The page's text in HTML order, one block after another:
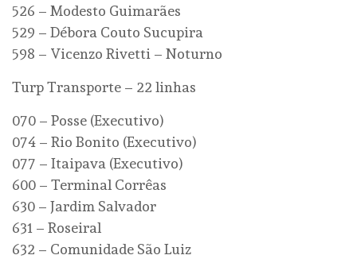
526 – Modesto Guimarães
529 – Débora Couto Sucupira
598 – Vicenzo Rivetti – Noturno
Turp Transporte – 22 linhas
070 – Posse (Executivo)
074 – Rio Bonito (Executivo)
077 – Itaipava (Executivo)
600 – Terminal Corrêas
630 – Jardim Salvador
631 – Roseiral
632 – Comunidade São Luiz